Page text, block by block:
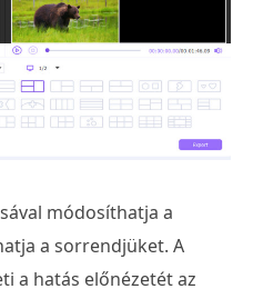
módosíthatja a
a sorrendjüket. A
a hatás előnézetét az